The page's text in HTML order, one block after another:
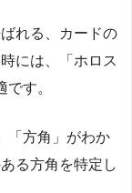
れる、カードの
には、「ホロス
す。
「方角」がわか
る方角を特定し